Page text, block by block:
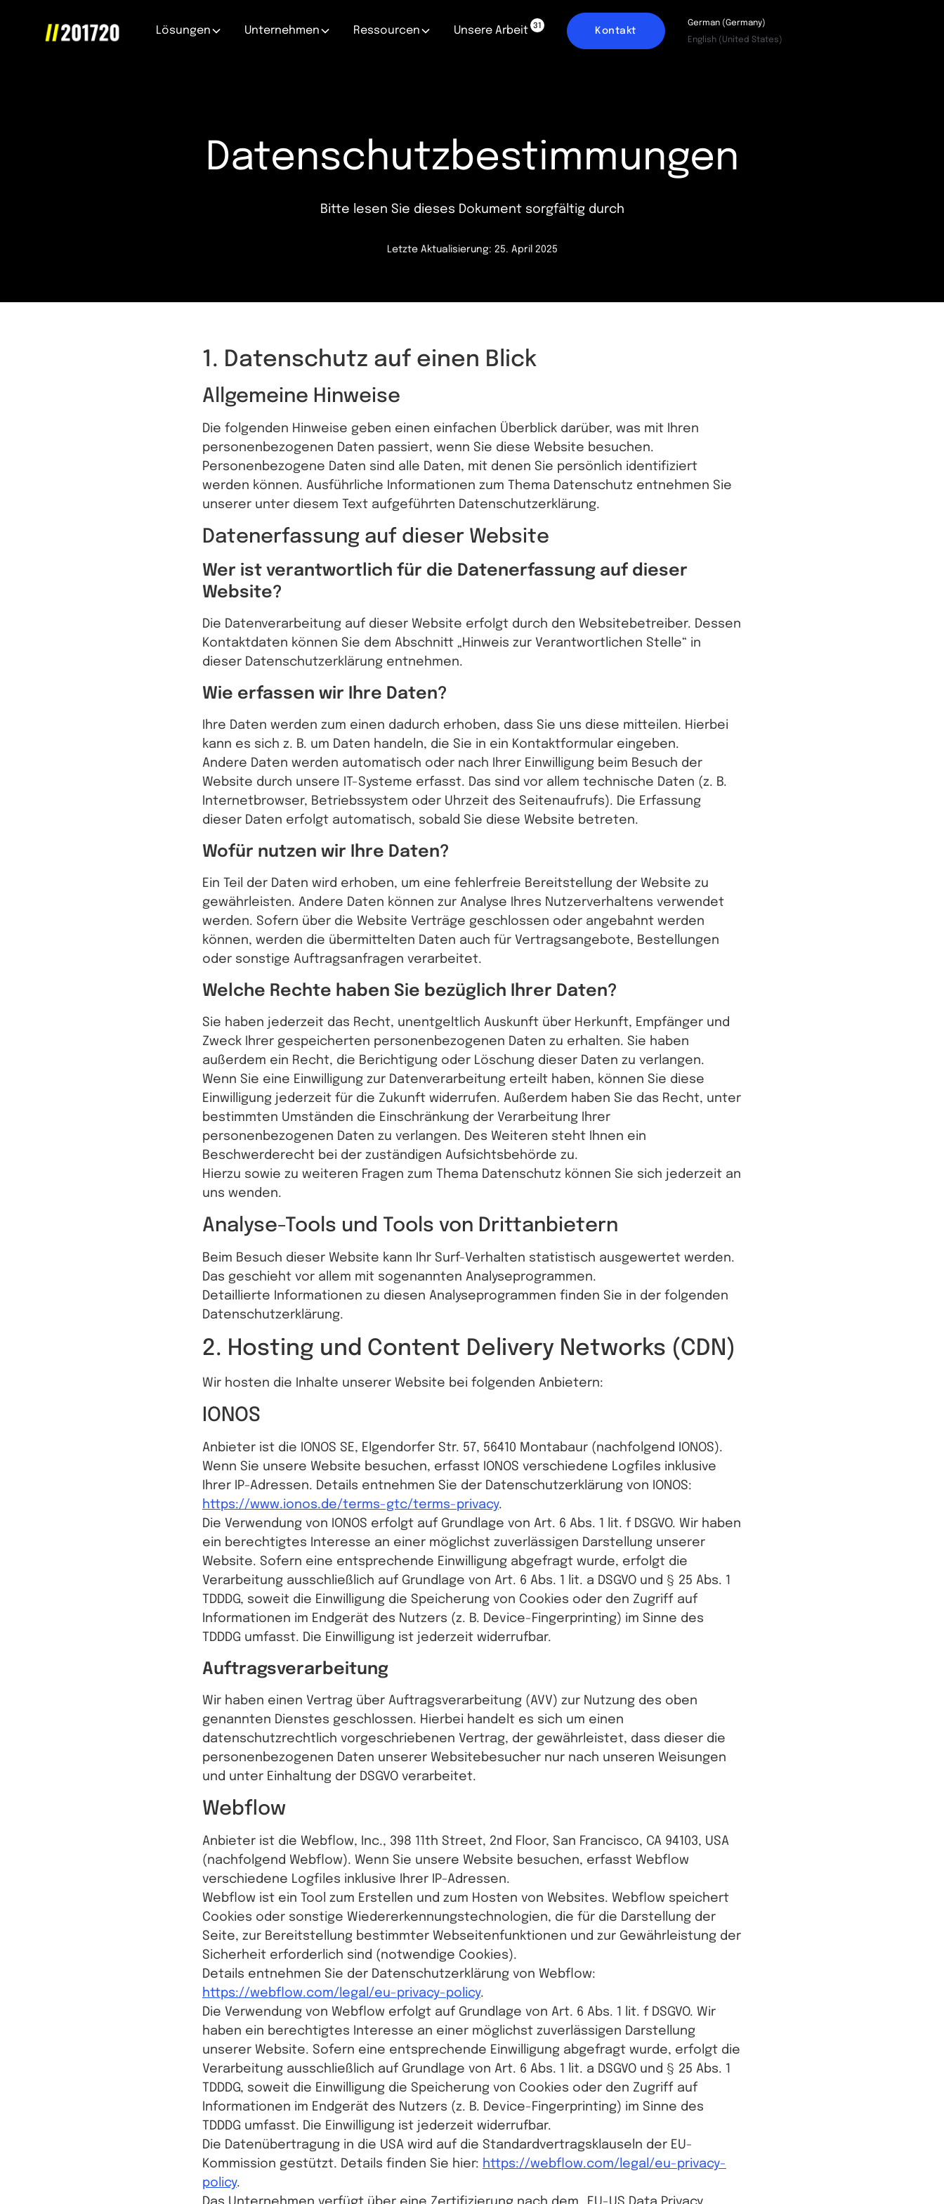
Lösungen Unternehmen Ressourcen Unsere Arbeit 31 Kontakt
German (Germany)
English (United States)
Datenschutzbestimmungen
Bitte lesen Sie dieses Dokument sorgfältig durch
Letzte Aktualisierung: 25. April 2025
1. Datenschutz auf einen Blick
Allgemeine Hinweise
Die folgenden Hinweise geben einen einfachen Überblick darüber, was mit Ihren
personenbezogenen Daten passiert, wenn Sie diese Website besuchen.
Personenbezogene Daten sind alle Daten, mit denen Sie persönlich identifiziert
werden können. Ausführliche Informationen zum Thema Datenschutz entnehmen Sie
unserer unter diesem Text aufgeführten Datenschutzerklärung.
Datenerfassung auf dieser Website
Wer ist verantwortlich für die Datenerfassung auf dieser
Website?
Die Datenverarbeitung auf dieser Website erfolgt durch den Websitebetreiber. Dessen
Kontaktdaten können Sie dem Abschnitt „Hinweis zur Verantwortlichen Stelle“ in
dieser Datenschutzerklärung entnehmen.
Wie erfassen wir Ihre Daten?
Ihre Daten werden zum einen dadurch erhoben, dass Sie uns diese mitteilen. Hierbei
kann es sich z. B. um Daten handeln, die Sie in ein Kontaktformular eingeben.
Andere Daten werden automatisch oder nach Ihrer Einwilligung beim Besuch der
Website durch unsere IT-Systeme erfasst. Das sind vor allem technische Daten (z. B.
Internetbrowser, Betriebssystem oder Uhrzeit des Seitenaufrufs). Die Erfassung
dieser Daten erfolgt automatisch, sobald Sie diese Website betreten.
Wofür nutzen wir Ihre Daten?
Ein Teil der Daten wird erhoben, um eine fehlerfreie Bereitstellung der Website zu
gewährleisten. Andere Daten können zur Analyse Ihres Nutzerverhaltens verwendet
werden. Sofern über die Website Verträge geschlossen oder angebahnt werden
können, werden die übermittelten Daten auch für Vertragsangebote, Bestellungen
oder sonstige Auftragsanfragen verarbeitet.
Welche Rechte haben Sie bezüglich Ihrer Daten?
Sie haben jederzeit das Recht, unentgeltlich Auskunft über Herkunft, Empfänger und
Zweck Ihrer gespeicherten personenbezogenen Daten zu erhalten. Sie haben
außerdem ein Recht, die Berichtigung oder Löschung dieser Daten zu verlangen.
Wenn Sie eine Einwilligung zur Datenverarbeitung erteilt haben, können Sie diese
Einwilligung jederzeit für die Zukunft widerrufen. Außerdem haben Sie das Recht, unter
bestimmten Umständen die Einschränkung der Verarbeitung Ihrer
personenbezogenen Daten zu verlangen. Des Weiteren steht Ihnen ein
Beschwerderecht bei der zuständigen Aufsichtsbehörde zu.
Hierzu sowie zu weiteren Fragen zum Thema Datenschutz können Sie sich jederzeit an
uns wenden.
Analyse-Tools und Tools von Dritt­anbietern
Beim Besuch dieser Website kann Ihr Surf-Verhalten statistisch ausgewertet werden.
Das geschieht vor allem mit sogenannten Analyseprogrammen.
Detaillierte Informationen zu diesen Analyseprogrammen finden Sie in der folgenden
Datenschutzerklärung.
2. Hosting und Content Delivery Networks (CDN)
Wir hosten die Inhalte unserer Website bei folgenden Anbietern:
IONOS
Anbieter ist die IONOS SE, Elgendorfer Str. 57, 56410 Montabaur (nachfolgend IONOS).
Wenn Sie unsere Website besuchen, erfasst IONOS verschiedene Logfiles inklusive
Ihrer IP-Adressen. Details entnehmen Sie der Datenschutzerklärung von IONOS:
https://www.ionos.de/terms-gtc/terms-privacy.
Die Verwendung von IONOS erfolgt auf Grundlage von Art. 6 Abs. 1 lit. f DSGVO. Wir haben
ein berechtigtes Interesse an einer möglichst zuverlässigen Darstellung unserer
Website. Sofern eine entsprechende Einwilligung abgefragt wurde, erfolgt die
Verarbeitung ausschließlich auf Grundlage von Art. 6 Abs. 1 lit. a DSGVO und § 25 Abs. 1
TDDDG, soweit die Einwilligung die Speicherung von Cookies oder den Zugriff auf
Informationen im Endgerät des Nutzers (z. B. Device-Fingerprinting) im Sinne des
TDDDG umfasst. Die Einwilligung ist jederzeit widerrufbar.
Auftragsverarbeitung
Wir haben einen Vertrag über Auftragsverarbeitung (AVV) zur Nutzung des oben
genannten Dienstes geschlossen. Hierbei handelt es sich um einen
datenschutzrechtlich vorgeschriebenen Vertrag, der gewährleistet, dass dieser die
personenbezogenen Daten unserer Websitebesucher nur nach unseren Weisungen
und unter Einhaltung der DSGVO verarbeitet.
Webflow
Anbieter ist die Webflow, Inc., 398 11th Street, 2nd Floor, San Francisco, CA 94103, USA
(nachfolgend Webflow). Wenn Sie unsere Website besuchen, erfasst Webflow
verschiedene Logfiles inklusive Ihrer IP-Adressen.
Webflow ist ein Tool zum Erstellen und zum Hosten von Websites. Webflow speichert
Cookies oder sonstige Wiedererkennungstechnologien, die für die Darstellung der
Seite, zur Bereitstellung bestimmter Webseitenfunktionen und zur Gewährleistung der
Sicherheit erforderlich sind (notwendige Cookies).
Details entnehmen Sie der Datenschutzerklärung von Webflow:
https://webflow.com/legal/eu-privacy-policy.
Die Verwendung von Webflow erfolgt auf Grundlage von Art. 6 Abs. 1 lit. f DSGVO. Wir
haben ein berechtigtes Interesse an einer möglichst zuverlässigen Darstellung
unserer Website. Sofern eine entsprechende Einwilligung abgefragt wurde, erfolgt die
Verarbeitung ausschließlich auf Grundlage von Art. 6 Abs. 1 lit. a DSGVO und § 25 Abs. 1
TDDDG, soweit die Einwilligung die Speicherung von Cookies oder den Zugriff auf
Informationen im Endgerät des Nutzers (z. B. Device-Fingerprinting) im Sinne des
TDDDG umfasst. Die Einwilligung ist jederzeit widerrufbar.
Die Datenübertragung in die USA wird auf die Standardvertragsklauseln der EU-
Kommission gestützt. Details finden Sie hier: https://webflow.com/legal/eu-privacy-
policy.